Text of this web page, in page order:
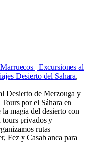
| Excursiones al
Desierto del Sahara,
Desierto de Merzouga y
por el Sáhara en
magia del desierto con
tours privados y
rutas
Fez y Casablanca para